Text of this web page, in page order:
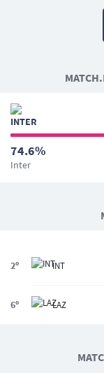
74.6%
Inter
2º INT
6º LAZ